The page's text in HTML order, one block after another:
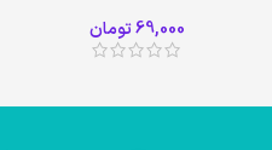
69,000تومان